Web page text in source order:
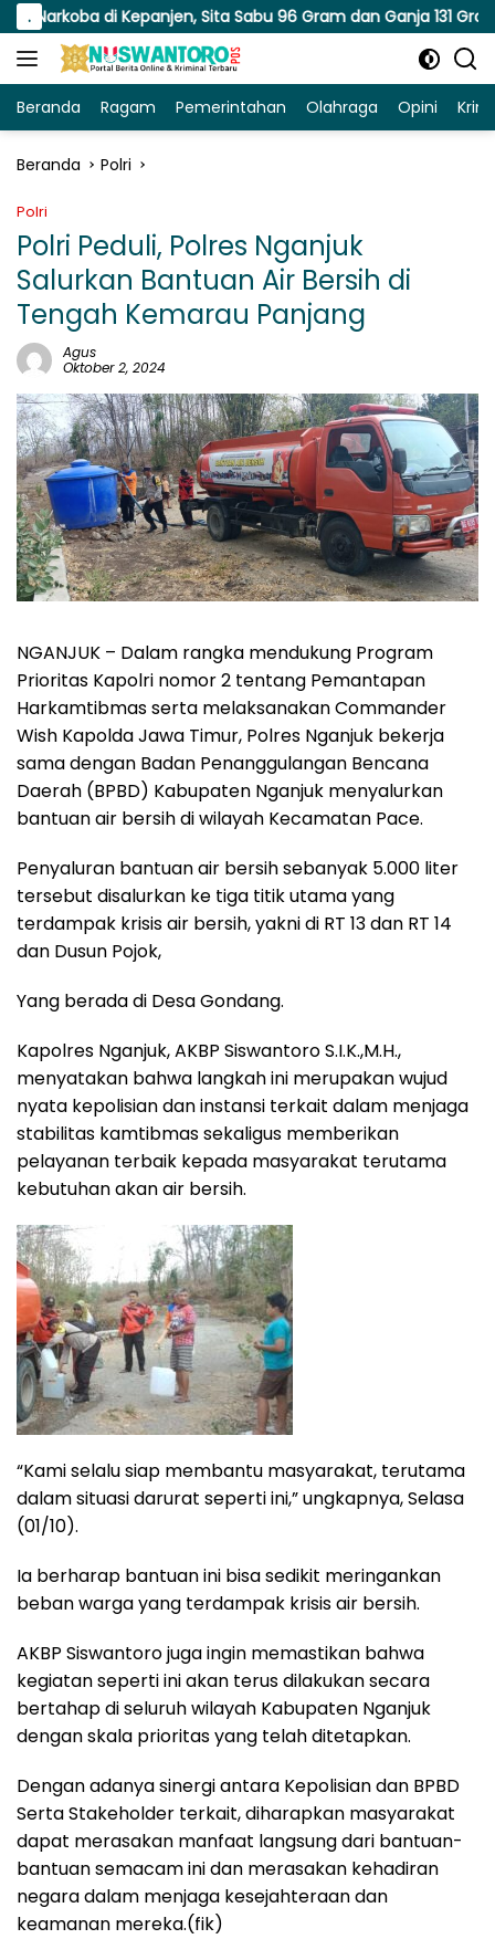
Langsung
ke
konten
.
Kepanjen, Sita Sabu 96 Gram dan Ganja 131 Gram
Beranda Ragam Pemerintahan Olahraga Opini
Beranda Polri
Polri
Polri Peduli, Polres Nganjuk
Salurkan Bantuan Air Bersih di
Tengah Kemarau Panjang
Agus
Oktober 2, 2024
NGANJUK – Dalam rangka mendukung Program
Prioritas Kapolri nomor 2 tentang Pemantapan
Harkamtibmas serta melaksanakan Commander
Wish Kapolda Jawa Timur, Polres Nganjuk bekerja
sama dengan Badan Penanggulangan Bencana
Daerah (BPBD) Kabupaten Nganjuk menyalurkan
bantuan air bersih di wilayah Kecamatan Pace.
Penyaluran bantuan air bersih sebanyak 5.000 liter
tersebut disalurkan ke tiga titik utama yang
terdampak krisis air bersih, yakni di RT 13 dan RT 14
dan Dusun Pojok,
Yang berada di Desa Gondang.
Kapolres Nganjuk, AKBP Siswantoro S.I.K.,M.H.,
menyatakan bahwa langkah ini merupakan wujud
nyata kepolisian dan instansi terkait dalam menjaga
stabilitas kamtibmas sekaligus memberikan
pelayanan terbaik kepada masyarakat terutama
kebutuhan akan air bersih.
“Kami selalu siap membantu masyarakat, terutama
dalam situasi darurat seperti ini,” ungkapnya, Selasa
(01/10).
Ia berharap bantuan ini bisa sedikit meringankan
beban warga yang terdampak krisis air bersih.
AKBP Siswantoro juga ingin memastikan bahwa
kegiatan seperti ini akan terus dilakukan secara
bertahap di seluruh wilayah Kabupaten Nganjuk
dengan skala prioritas yang telah ditetapkan.
Dengan adanya sinergi antara Kepolisian dan BPBD
Serta Stakeholder terkait, diharapkan masyarakat
dapat merasakan manfaat langsung dari bantuan-
bantuan semacam ini dan merasakan kehadiran
negara dalam menjaga kesejahteraan dan
keamanan mereka.(fik)